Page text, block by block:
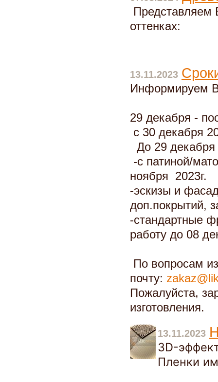
Представляем
оттенках:
13.11.2023
Информируем
29 декабря -
с 30 декабря
До 29 декабря
-с патиной/
ноября 2023г.
-эскизы и
доп.покрытий,
-стандартные
работу до 08
По вопросам
почту:
Пожалуйста,
изготовления.
13.11.2023
3D-
Пленки